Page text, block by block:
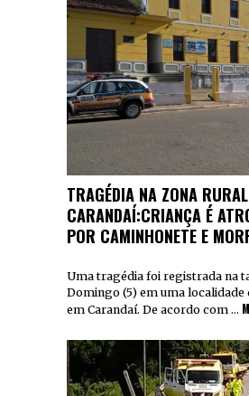
TRAGÉDIA NA ZONA
CARANDAÍ:CRIANÇA É
POR CAMINHONETE E
Uma tragédia foi registrada na
Domingo (5) em uma localidade
em Carandaí. De acordo com …